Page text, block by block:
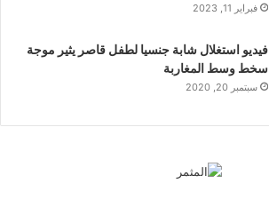
فبراير 11, 2023
فيديو استغلال شابة جنسيا لطفل قاصر يثير موجة
سخط وسط المغاربة
سبتمبر 20, 2020